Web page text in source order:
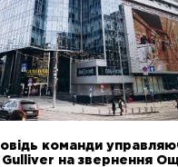
команди
Gulliver на звернення